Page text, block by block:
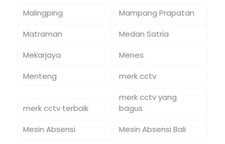
Malingping
Mampang Prapatan
Matraman
Medan Satria
Mekarjaya
Menes
Menteng
merk cctv
merk cctv terbaik
merk cctv yang
bagus
Mesin Absensi
Mesin Absensi Bali